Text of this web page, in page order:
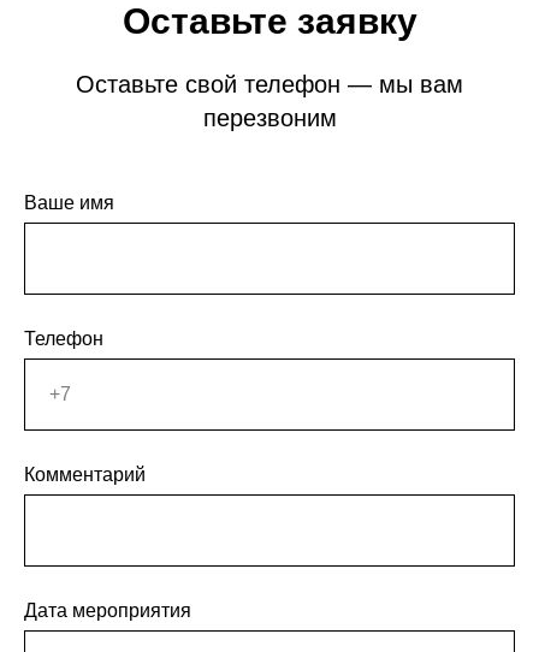
Оставьте заявку
Оставьте свой телефон — мы вам
перезвоним
Ваше имя
Телефон
Комментарий
Дата мероприятия